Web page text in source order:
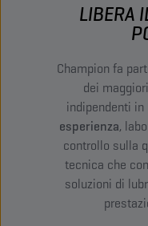
LIBERA
Champion fa
dei
indipendenti in
esperienza,
controllo sulla
tecnica che
soluzioni di